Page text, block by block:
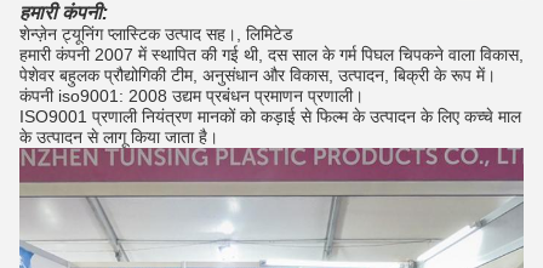
हमारी कंपनी:
शेन्ज़ेन ट्यूनिंग प्लास्टिक उत्पाद सह।, लिमिटेड
हमारी कंपनी 2007 में स्थापित की गई थी, दस साल के गर्म पिघल चिपकने वाला विकास,
पेशेवर बहुलक प्रौद्योगिकी टीम, अनुसंधान और विकास, उत्पादन, बिक्री के रूप में।
कंपनी iso9001: 2008 उद्यम प्रबंधन प्रमाणन प्रणाली।
ISO9001 प्रणाली नियंत्रण मानकों को कड़ाई से फिल्म के उत्पादन के लिए कच्चे माल
के उत्पादन से लागू किया जाता है।